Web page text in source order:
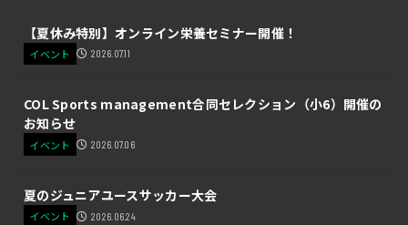
【夏休み特別】オンライン栄養セミナー開催！
イベント 2026.07.11
COL Sports management合同セレクション（小6）開催の
お知らせ
イベント 2026.07.06
夏のジュニアユースサッカー大会
イベント 2026.06.24